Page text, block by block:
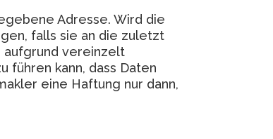
Adresse. Wird die
falls sie an die zuletzt
aufgrund vereinzelt
führen kann, dass Daten
eine Haftung nur dann,